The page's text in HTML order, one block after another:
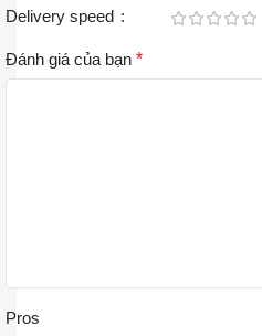
Delivery speed
Đánh giá của bạn *
Pros